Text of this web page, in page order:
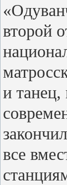
второй
и
все